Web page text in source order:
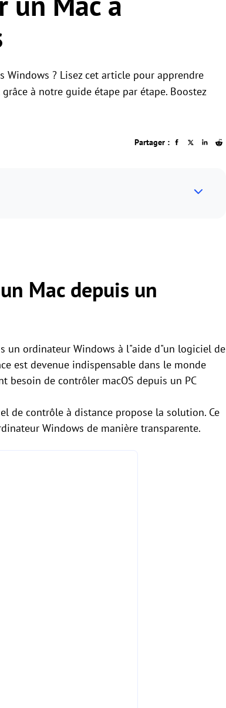
des rôles
avec des
Windows ? Lisez cet article pour apprendre
à notre guide étape par étape. Boostez
Partager :
Mac depuis un
un ordinateur Windows à l"aide d"un logiciel de
est devenue indispensable dans le monde
besoin de contrôler macOS depuis un PC
de contrôle à distance propose la solution. Ce
Windows de manière transparente.